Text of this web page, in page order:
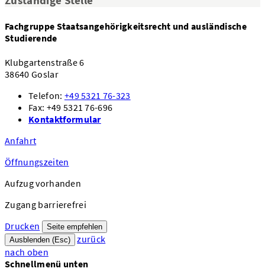
Fachgruppe Staatsangehörigkeitsrecht und ausländische
Studierende
Klubgartenstraße 6
38640 Goslar
Telefon: +49 5321 76-323
Fax: +49 5321 76-696
Kontaktformular
Anfahrt
Öffnungszeiten
Aufzug vorhanden
Zugang barrierefrei
Drucken
Seite empfehlen
Ausblenden (Esc)
zurück
nach oben
Schnellmenü unten